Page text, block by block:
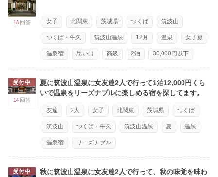
18 回答 女子 北関東 茨城県 つくば 筑波山
つくば・牛久 筑波山温泉 12月 温泉 女子旅
温泉宿 思い出 高級 2泊 30,000円以下
受付中
14 回答
夏に筑波山温泉に女友達2人で行って1泊12,000円くら
いで温泉をリーズナブルに楽しめる宿を探してます。
友達 2人 女子 北関東 茨城県 つくば
筑波山 つくば・牛久 筑波山温泉 夏 温泉
温泉宿 リーズナブル
受付中
秋に筑波山温泉に女友達2人で行って、秋の味覚を味わ